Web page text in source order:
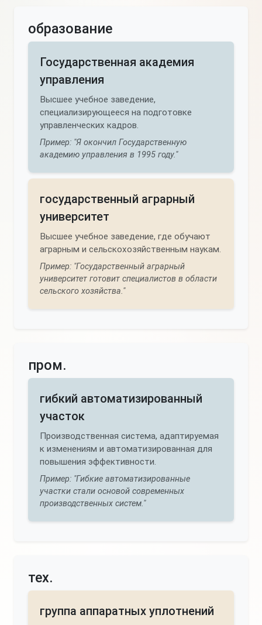
образование
Государственная академия
управления
Высшее учебное заведение,
специализирующееся на подготовке
управленческих кадров.
Пример: "Я окончил Государственную
академию управления в 1995 году."
государственный аграрный
университет
Высшее учебное заведение, где обучают
аграрным и сельскохозяйственным наукам.
Пример: "Государственный аграрный
университет готовит специалистов в области
сельского хозяйства."
пром.
гибкий автоматизированный
участок
Производственная система, адаптируемая
к изменениям и автоматизированная для
повышения эффективности.
Пример: "Гибкие автоматизированные
участки стали основой современных
производственных систем."
тех.
группа аппаратных уплотнений